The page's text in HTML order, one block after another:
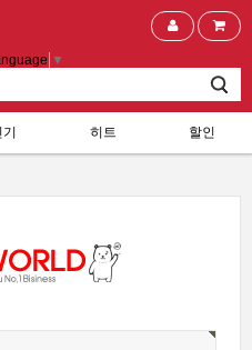
▼
기 히트 할인